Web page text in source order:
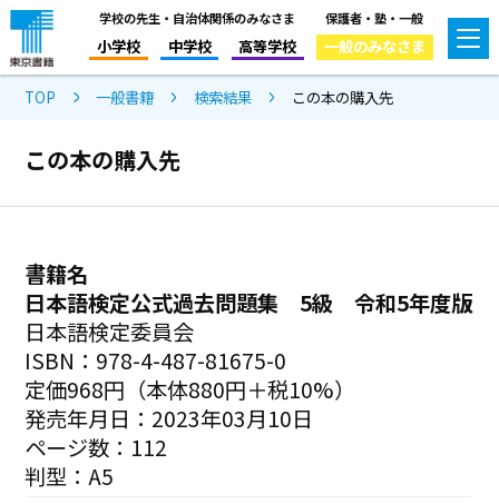
学校の先生・自治体関係のみなさま
小学校 中学校 高等学校
保護者・塾・一般
一般のみなさま
TOP 一般書籍 検索結果 この本の購入先
この本の購入先
書籍名
日本語検定公式過去問題集 5級 令和5年度版
日本語検定委員会
ISBN：978-4-487-81675-0
定価968円（本体880円＋税10%）
発売年月日：2023年03月10日
ページ数：112
判型：A5